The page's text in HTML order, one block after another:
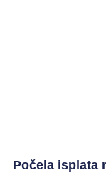
Počela isplata